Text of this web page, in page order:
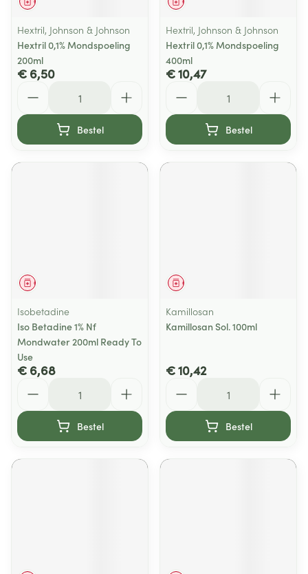
Hextril, Johnson & Johnson
Hextril 0,1% Mondspoeling
200ml
€ 6,50
Bestel
Hextril, Johnson & Johnson
Hextril 0,1% Mondspoeling
400ml
€ 10,47
Bestel
Geneesmiddel
Isobetadine
Iso Betadine 1% Nf
Mondwater 200ml Ready To
Use
€ 6,68
Bestel
Geneesmiddel
Kamillosan
Kamillosan Sol. 100ml
€ 10,42
Bestel